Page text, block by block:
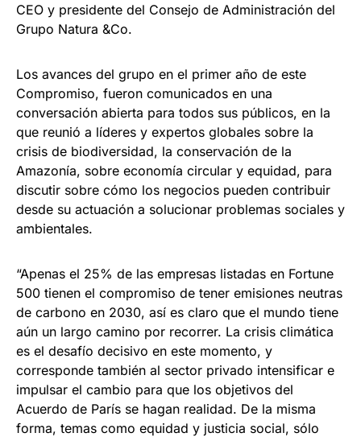
CEO y presidente del Consejo de Administración del
Grupo Natura &Co.
Los avances del grupo en el primer año de este
Compromiso, fueron comunicados en una
conversación abierta para todos sus públicos, en la
que reunió a líderes y expertos globales sobre la
crisis de biodiversidad, la conservación de la
Amazonía, sobre economía circular y equidad, para
discutir sobre cómo los negocios pueden contribuir
desde su actuación a solucionar problemas sociales y
ambientales.
“Apenas el 25% de las empresas listadas en Fortune
500 tienen el compromiso de tener emisiones neutras
de carbono en 2030, así es claro que el mundo tiene
aún un largo camino por recorrer. La crisis climática
es el desafío decisivo en este momento, y
corresponde también al sector privado intensificar e
impulsar el cambio para que los objetivos del
Acuerdo de París se hagan realidad. De la misma
forma, temas como equidad y justicia social, sólo